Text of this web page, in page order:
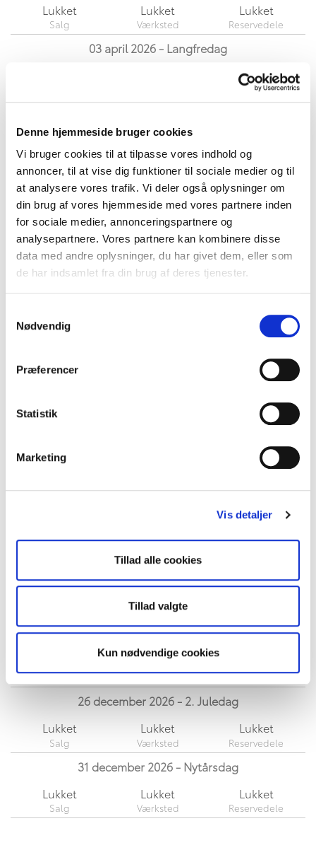
Denne hjemmeside bruger cookies
Vi bruger cookies til at tilpasse vores indhold og
annoncer, til at vise dig funktioner til sociale medier og til
at analysere vores trafik. Vi deler også oplysninger om
din brug af vores hjemmeside med vores partnere inden
for sociale medier, annonceringspartnere og
analysepartnere. Vores partnere kan kombinere disse
data med andre oplysninger, du har givet dem, eller som
de har indsamlet fra din brug af deres tjenester.
Nødvendig
Præferencer
Statistik
Marketing
Vis detaljer
Tillad alle cookies
Tillad valgte
Kun nødvendige cookies
Lukket
Lukket Lukket
03 april 2026 - Langfredag
Lukket
Lukket
Lukket
06 april 2026 - 2. påskedag
Kl. 11-16
Lukket Lukket
01 maj 2026 - 1. maj
Kl. 9-17.30
Lukket Lukket
Lukket
Lukket
Lukket
Kl. 11-16
Lukket
25 december 2026 - 1. Juledag
Lukket
26 december 2026 - 2. Juledag
Lukket
Lukket Lukket
31 december 2026 - Nytårsdag
Lukket
Lukket Lukket